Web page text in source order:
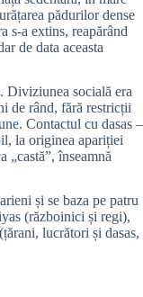
pădurilor dense
s-a extins, reapărând
de data aceasta
Diviziunea socială era
de rând, fără restricții
Contactul cu dasas –
la originea apariției
„castă”, înseamnă
și se baza pe patru
(războinici și regi),
lucrători și dasas,